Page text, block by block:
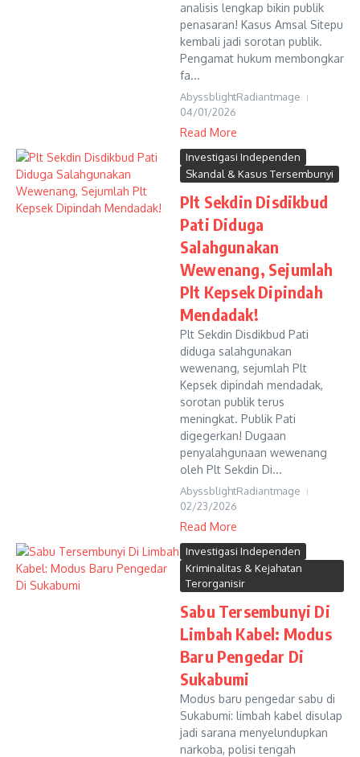
analisis lengkap bikin publik
penasaran! Kasus Amsal Sitepu
kembali jadi sorotan publik.
Pengamat hukum membongkar
fa...
AbyssblightRadiantmage
04/01/2026
Read More
Investigasi Independen
Skandal & Kasus Tersembunyi
Plt Sekdin Disdikbud
Pati Diduga
Salahgunakan
Wewenang, Sejumlah
Plt Kepsek Dipindah
Mendadak!
Plt Sekdin Disdikbud Pati
diduga salahgunakan
wewenang, sejumlah Plt
Kepsek dipindah mendadak,
sorotan publik terus
meningkat. Publik Pati
digegerkan! Dugaan
penyalahgunaan wewenang
oleh Plt Sekdin Di...
AbyssblightRadiantmage
02/23/2026
Read More
Investigasi Independen
Kriminalitas & Kejahatan
Terorganisir
Sabu Tersembunyi Di
Limbah Kabel: Modus
Baru Pengedar Di
Sukabumi
Modus baru pengedar sabu di
Sukabumi: limbah kabel disulap
jadi sarana menyelundupkan
narkoba, polisi tengah